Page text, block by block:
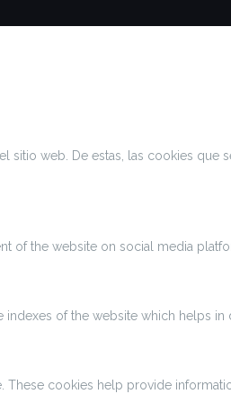
web. De estas, las cookies
of the website on social media
of the website which helps
cookies help provide